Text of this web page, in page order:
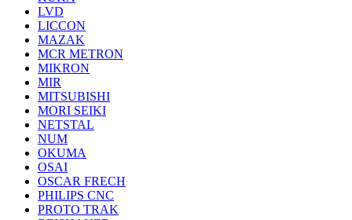
LVD
LICCON
MAZAK
MCR METRON
MIKRON
MIR
MITSUBISHI
MORI SEIKI
NETSTAL
NUM
OKUMA
OSAI
OSCAR FRECH
PHILIPS CNC
PROTO TRAK